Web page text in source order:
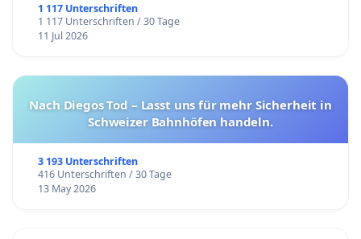
1 117 Unterschriften
1 117 Unterschriften / 30 Tage
11 Jul 2026
Nach Diegos Tod – Lasst uns für mehr Sicherheit in
Schweizer Bahnhöfen handeln.
3 193 Unterschriften
416 Unterschriften / 30 Tage
13 May 2026